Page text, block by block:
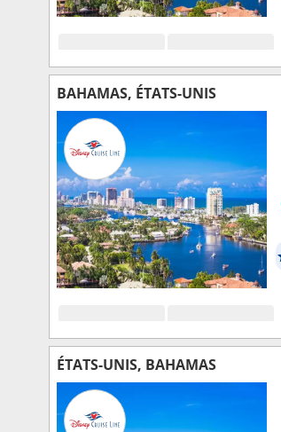
BAHAMAS, ÉTATS-UNIS
ÉTATS-UNIS, BAHAMAS